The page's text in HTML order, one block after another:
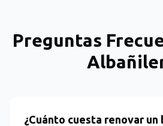
Preguntas
¿Cuánto cuesta renovar un